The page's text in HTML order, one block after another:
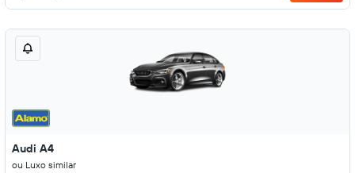
Audi A4
ou Luxo similar